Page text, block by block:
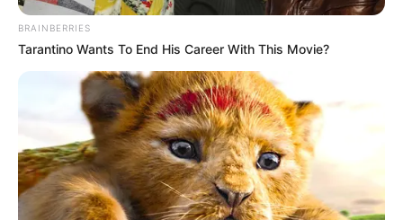
BRAINBERRIES
Tarantino Wants To End His Career With This Movie?